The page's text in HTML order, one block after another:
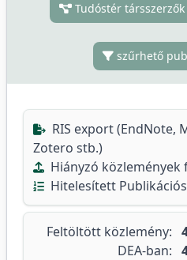
Tudóstér társszerzők
szűrhető
RIS export (EndNote,
Zotero stb.)
Hiányzó közlemények
Hitelesített
Feltöltött közlemény:
DEA-ban: